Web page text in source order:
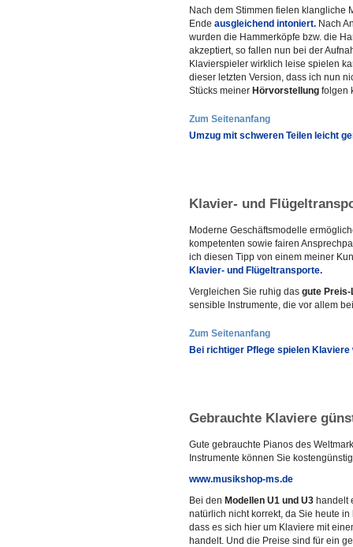
Nach dem Stimmen fielen klangliche
Endeausgleichend intoniert. Nach
wurden die Hammerköpfe bzw. die
akzeptiert, so fallen nun bei der
Klavierspieler wirklich leise spielen
dieser letzten Version, dass ich nun
Stücks meiner Hörvorstellung folgen
Zum Seitenanfang
Umzug mit schweren Teilen leicht
Klavier- und
Moderne Geschäftsmodelle
kompetenten sowie fairen
ich diesen Tipp von einem meiner
Klavier- und Flügeltransporte.
Vergleichen Sie ruhig dasgute
sensible Instrumente, die vor allem
Zum Seitenanfang
Bei richtiger Pflege spielen
Gebrauchte Klaviere
Gute gebrauchte Pianos des
Instrumente können Sie
www.musikshop-ms.de
Bei den Modellen U1 und U3 handelt
natürlich nicht korrekt, da Sie heute
dass es sich hier um Klaviere mit
handelt. Und die Preise sind für ein